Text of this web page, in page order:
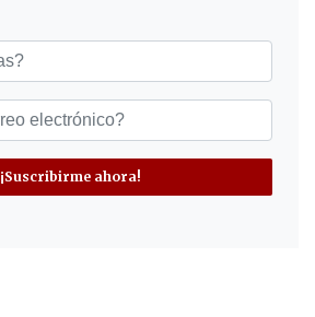
¡Suscribirme ahora!